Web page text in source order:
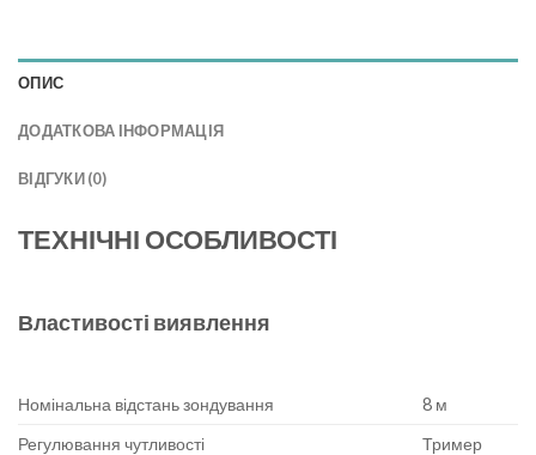
ОПИС
ДОДАТКОВА ІНФОРМАЦІЯ
ВІДГУКИ (0)
ТЕХНІЧНІ ОСОБЛИВОСТІ
Властивості виявлення
Номінальна відстань зондування
8 м
Регулювання чутливості
Тример